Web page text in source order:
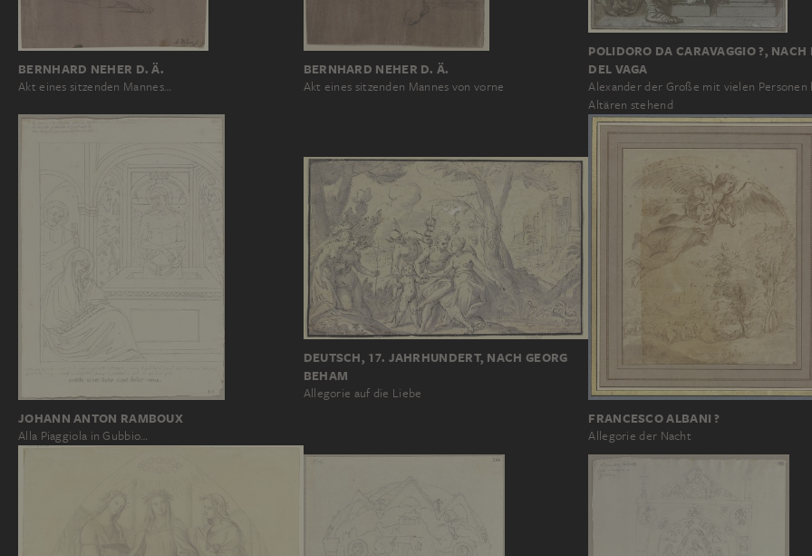
BERNHARD NEHER D. Ä.
Akt eines sitzenden Mannes…
BERNHARD NEHER D. Ä.
Akt eines sitzenden Mannes von vorne
POLIDORO DA CARAVAGGIO ?, NACH
DEL VAGA
Alexander der Große mit vielen Personen
Altären stehend
JOHANN ANTON RAMBOUX
Alla Piaggiola in Gubbio…
DEUTSCH, 17. JAHRHUNDERT, NACH GEORG
BEHAM
Allegorie auf die Liebe
FRANCESCO ALBANI ?
Allegorie der Nacht